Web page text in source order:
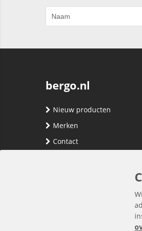
bergo.nl
Nieuw producten
Merken
Contact